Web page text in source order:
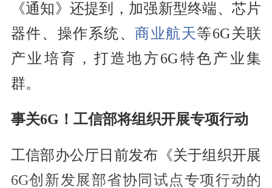
《通知》还提到，加强新型终端、芯片
器件、操作系统、商业航天等6G关联
产业培育，打造地方6G特色产业集
群。
事关6G！工信部将组织开展专项行动
工信部办公厅日前发布《关于组织开展
6G创新发展部省协同试点专项行动的